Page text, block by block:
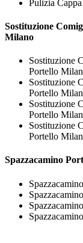
Pulizia
Sostituzione
Milano
Sostituzione
Portello
Sostituzione
Portello
Sostituzione
Portello
Sostituzione
Portello
Spazzacamino